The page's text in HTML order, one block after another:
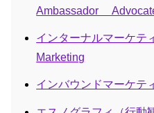
Ambassador
インターナルマーケテ
Marketing
インバウンドマーケ